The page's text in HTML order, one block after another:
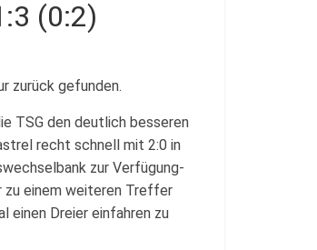
(0:2)
zurück gefunden.
TSG den deutlich besseren
recht schnell mit 2:0 in
zur Verfügung-
zu einem weiteren Treffer
einen Dreier einfahren zu